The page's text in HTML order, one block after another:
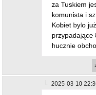
za Tuskiem
komunista i
Kobiet bylo
przypadające
hucznie
2025-03-10